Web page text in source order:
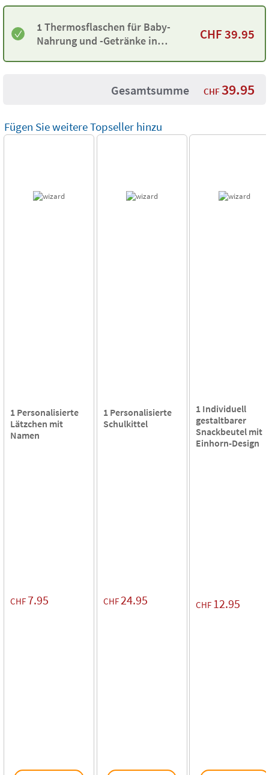
1 Thermosflaschen für Baby-
Nahrung und -Getränke in
CHF39.95
Gesamtsumme CHF 39.95
Fügen Sie weitere Topseller hinzu
1 Personalisierte
Lätzchen mit
Namen
CHF7.95
1 Personalisierte
Schulkittel
CHF24.95
1 Individuell
gestaltbarer
Snackbeutel mit
Einhorn-Design
CHF 12.95